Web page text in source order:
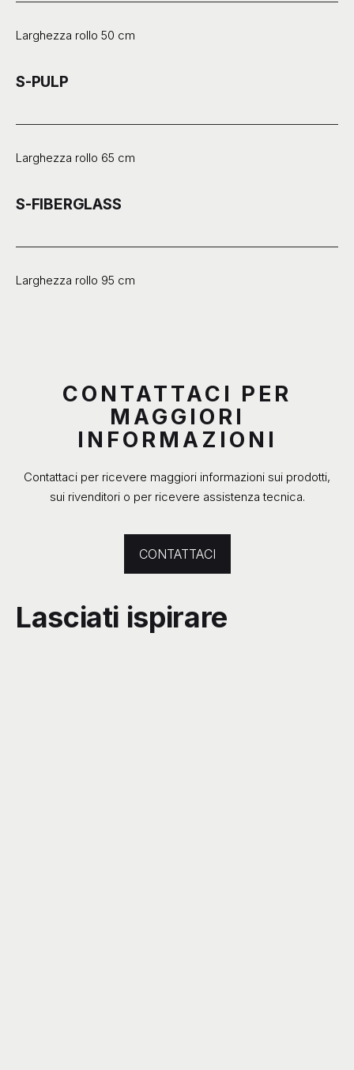
Larghezza rollo 50 cm
S-PULP
Larghezza rollo 65 cm
S-FIBERGLASS
Larghezza rollo 95 cm
CONTATTACI PER
MAGGIORI
INFORMAZIONI
Contattaci per ricevere maggiori informazioni sui prodotti,
sui rivenditori o per ricevere assistenza tecnica.
CONTATTACI
Lasciati ispirare